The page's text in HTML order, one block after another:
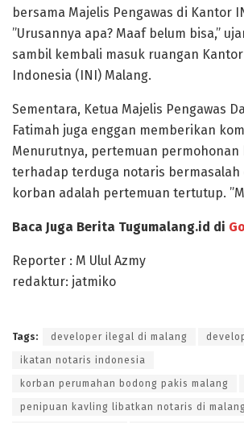
bersama Majelis Pengawas di Kantor
”Urusannya apa? Maaf belum bisa,”
sambil kembali masuk ruangan
Indonesia (INI) Malang.
Sementara, Ketua Majelis Pengawas
Fatimah juga enggan memberikan
Menurutnya, pertemuan permohonan
terhadap terduga notaris bermasalah
korban adalah pertemuan tertutup.
Baca Juga Berita Tugumalang.id di
Reporter : M Ulul Azmy
redaktur: jatmiko
Tags: developer ilegal di malang
ikatan notaris indonesia
korban perumahan bodong pakis malang
penipuan kavling libatkan notaris di malang